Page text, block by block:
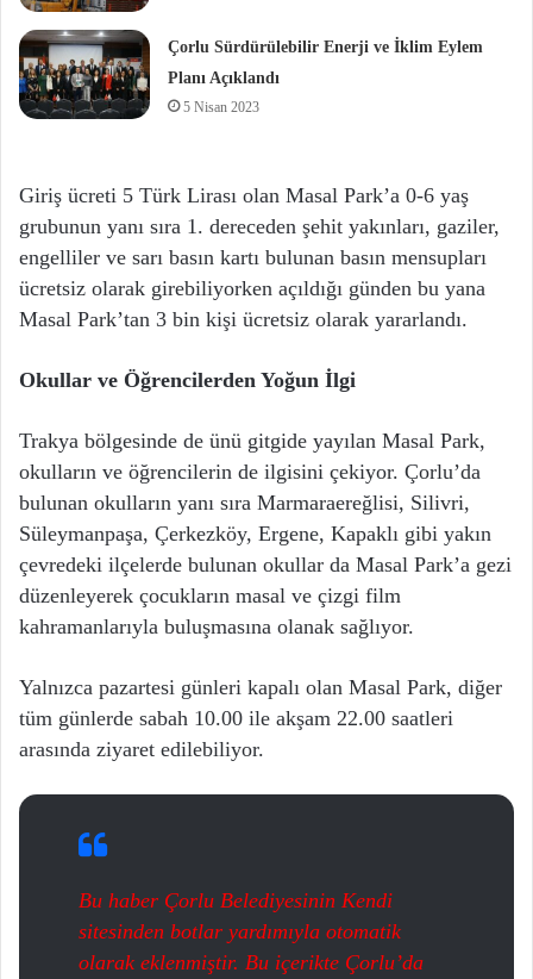
Çorlu Sürdürülebilir Enerji ve İklim Eylem
Planı Açıklandı
5 Nisan 2023
Giriş ücreti 5 Türk Lirası olan Masal Park’a 0-6 yaş
grubunun yanı sıra 1. dereceden şehit yakınları, gaziler,
engelliler ve sarı basın kartı bulunan basın mensupları
ücretsiz olarak girebiliyorken açıldığı günden bu yana
Masal Park’tan 3 bin kişi ücretsiz olarak yararlandı.
Okullar ve Öğrencilerden Yoğun İlgi
Trakya bölgesinde de ünü gitgide yayılan Masal Park,
okulların ve öğrencilerin de ilgisini çekiyor. Çorlu’da
bulunan okulların yanı sıra Marmaraereğlisi, Silivri,
Süleymanpaşa, Çerkezköy, Ergene, Kapaklı gibi yakın
çevredeki ilçelerde bulunan okullar da Masal Park’a gezi
düzenleyerek çocukların masal ve çizgi film
kahramanlarıyla buluşmasına olanak sağlıyor.
Yalnızca pazartesi günleri kapalı olan Masal Park, diğer
tüm günlerde sabah 10.00 ile akşam 22.00 saatleri
arasında ziyaret edilebiliyor.
Bu haber Çorlu Belediyesinin Kendi
sitesinden botlar yardımıyla otomatik
olarak eklenmiştir. Bu içerikte Çorlu’da